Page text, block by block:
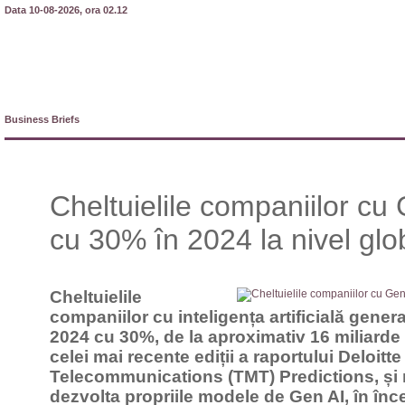
Data 10-08-2026, ora 02.12
Business Briefs
Cheltuielile companiilor cu
cu 30% în 2024 la nivel
Cheltuielile
companiilor cu inteligența artificială
2024 cu 30%, de la aproximativ 16
celei mai recente ediții a raportului
Telecommunications (TMT) Predictions,
dezvolta propriile modele de Gen AI, în